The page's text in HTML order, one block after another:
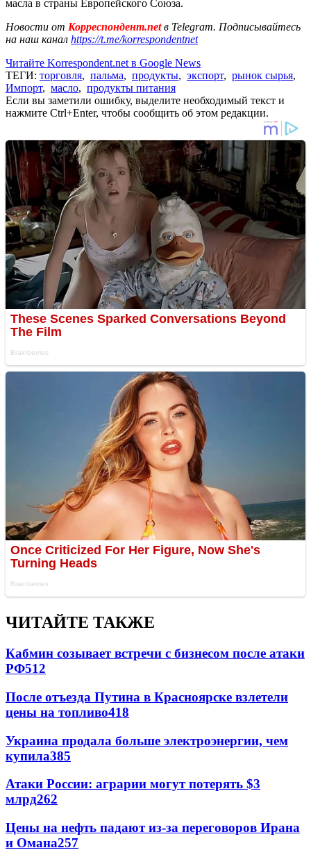
масла в страны Европейского Союза.
Новости от Корреспондент.netв Telegram. Подписывайтесь
на наш канал https://t.me/korrespondentnet
Читайте Korrespondent.net в Google News
ТЕГИ: торговля, пальма, продукты, экспорт, рынок сырья,
Импорт, масло, продукты питания
Если вы заметили ошибку, выделите необходимый текст и
нажмите Ctrl+Enter, чтобы сообщить об этом редакции.
ЧИТАЙТЕ ТАКЖЕ
Кабмин созывает встречи с бизнесом после атаки
РФ512
После отъезда Путина в Красноярске взлетели
цены на топливо418
Украина продала больше электроэнергии, чем
купила385
Атаки России: аграрии могут потерять $3
млрд262
Цены на нефть падают из-за переговоров Ирана
и Омана257